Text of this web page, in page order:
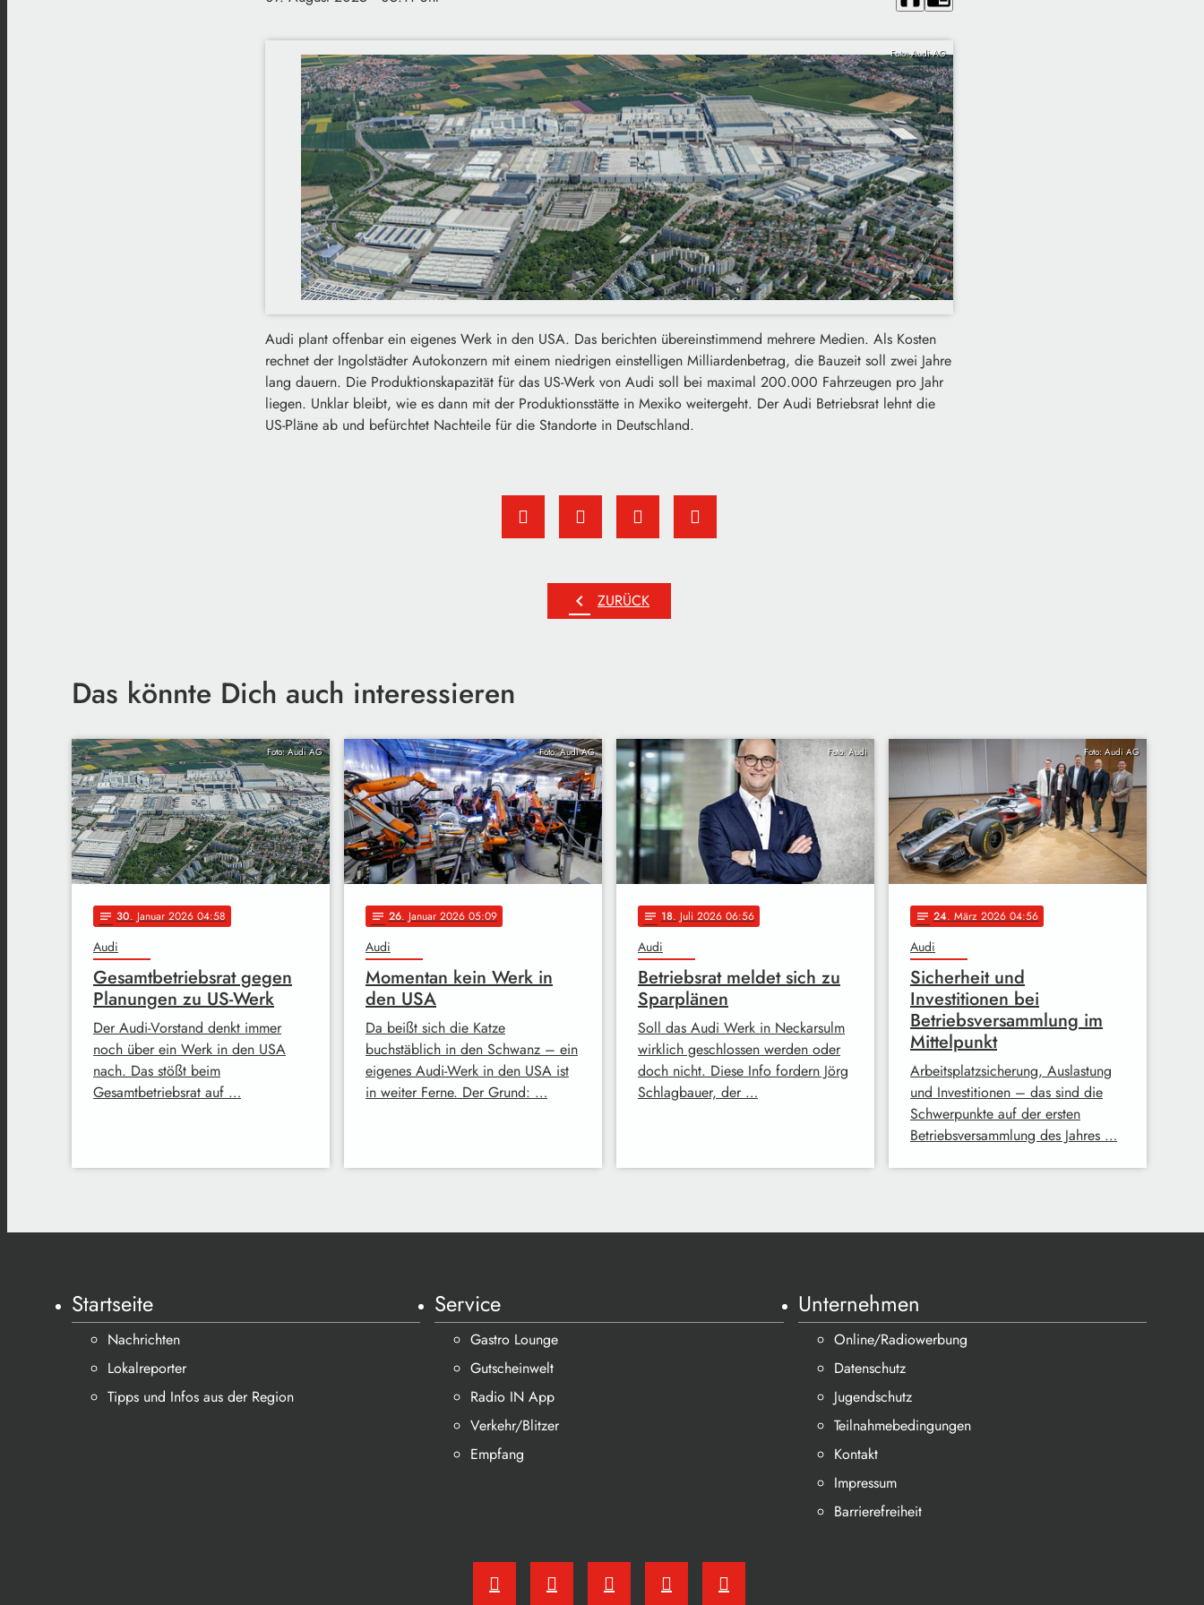
Foto: Audi AG
Audi plant offenbar ein eigenes Werk in den USA. Das berichten übereinstimmend mehrere Medien. Als Kosten
rechnet der Ingolstädter Autokonzern mit einem niedrigen einstelligen Milliardenbetrag, die Bauzeit soll zwei Jahre
lang dauern. Die Produktionskapazität für das US-Werk von Audi soll bei maximal 200.000 Fahrzeugen pro Jahr
liegen. Unklar bleibt, wie es dann mit der Produktionsstätte in Mexiko weitergeht. Der Audi Betriebsrat lehnt die
US-Pläne ab und befürchtet Nachteile für die Standorte in Deutschland.
chevron_left ZURÜCK
Das könnte Dich auch interessieren
Foto: Audi AG
notes 30. Januar 2026 04:58
Audi
Gesamtbetriebsrat gegen
Planungen zu US-Werk
Der Audi-Vorstand denkt immer
noch über ein Werk in den USA
nach. Das stößt beim
Gesamtbetriebsrat auf …
Foto: Audi AG
notes 26. Januar 2026 05:09
Audi
Momentan kein Werk in
den USA
Da beißt sich die Katze
buchstäblich in den Schwanz – ein
eigenes Audi-Werk in den USA ist
in weiter Ferne. Der Grund: …
Foto: Audi
notes 18. Juli 2026 06:56
Audi
Betriebsrat meldet sich zu
Sparplänen
Soll das Audi Werk in Neckarsulm
wirklich geschlossen werden oder
doch nicht. Diese Info fordern Jörg
Schlagbauer, der …
Foto: Audi AG
notes 24. März 2026 04:56
Audi
Sicherheit und
Investitionen bei
Betriebsversammlung im
Mittelpunkt
Arbeitsplatzsicherung, Auslastung
und Investitionen – das sind die
Schwerpunkte auf der ersten
Betriebsversammlung des Jahres …
Startseite
Nachrichten
Lokalreporter
Tipps und Infos aus der Region
Service
Gastro Lounge
Gutscheinwelt
Radio IN App
Verkehr/Blitzer
Empfang
Unternehmen
Online/Radiowerbung
Datenschutz
Jugendschutz
Teilnahmebedingungen
Kontakt
Impressum
Barrierefreiheit